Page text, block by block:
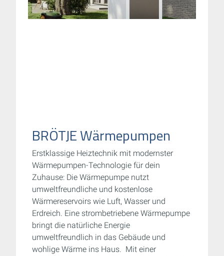
BRÖTJE Wärmepumpen
Erstklassige Heiztechnik mit modernster
Wärmepumpen-Technologie für dein
Zuhause: Die Wärmepumpe nutzt
umweltfreundliche und kostenlose
Wärmereservoirs wie Luft, Wasser und
Erdreich. Eine strombetriebene Wärmepumpe
bringt die natürliche Energie
umweltfreundlich in das Gebäude und
wohlige Wärme ins Haus. Mit einer